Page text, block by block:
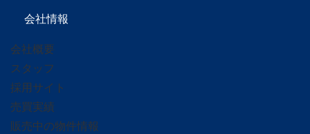
会社情報
会社概要
スタッフ
採用サイト
売買実績
販売中の物件情報